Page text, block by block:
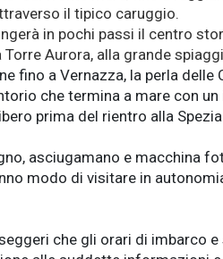
il tipico caruggio.
in pochi passi il centro
Aurora, alla grande
fino a Vernazza, la perla
che termina a mare con
prima del rientro alla Spezia.
asciugamano e macchina
modo di visitare in
che gli orari di imbarco